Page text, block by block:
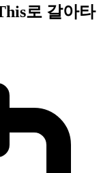
로 갈아타